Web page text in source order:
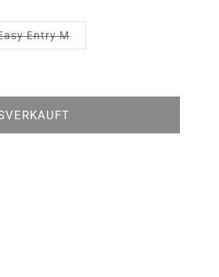
Entry MVariante